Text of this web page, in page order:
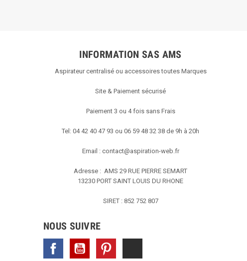
INFORMATION SAS AMS
Aspirateur centralisé ou accessoires toutes Marques
Site & Paiement sécurisé
Paiement 3 ou 4 fois sans Frais
Tel: 04 42 40 47 93 ou 06 59 48 32 38 de 9h à 20h
Email : contact@aspiration-web.fr
Adresse : AMS 29 RUE PIERRE SEMART
13230 PORT SAINT LOUIS DU RHONE
SIRET : 852 752 807
NOUS SUIVRE
Facebook YouTube